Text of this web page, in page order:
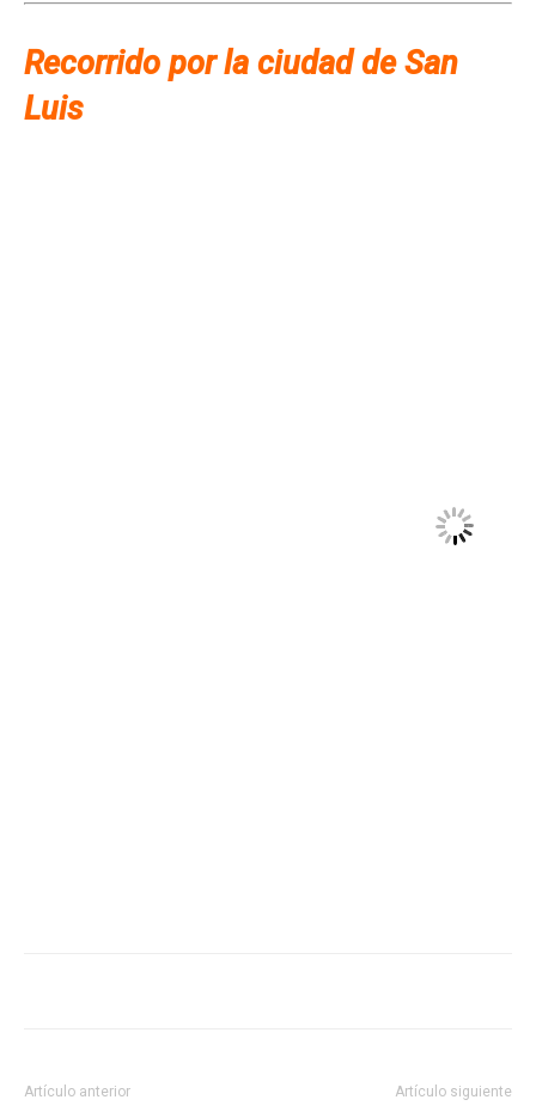
Recorrido por la ciudad de San
Luis
Artículo anterior Artículo siguiente